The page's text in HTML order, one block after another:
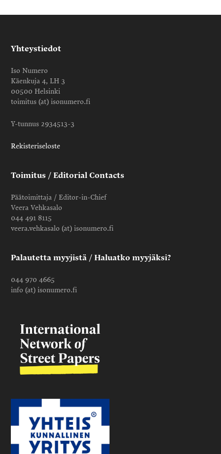
Yhteystiedot
Iso Numero
Käenkuja 4, LH 3
00500 Helsinki
toimitus (at) isonumero.fi
Y-tunnus 2934513-3
Rekisteriseloste
Toimitus / Editorial Contacts
Päätoimittaja / Editor-in-Chief
Veera Vehkasalo
044 491 8115
veera.vehkasalo (at) isonumero.fi
Palautetta myyjistä / Haluatko myyjäksi?
044 970 4665
info (at) isonumero.fi